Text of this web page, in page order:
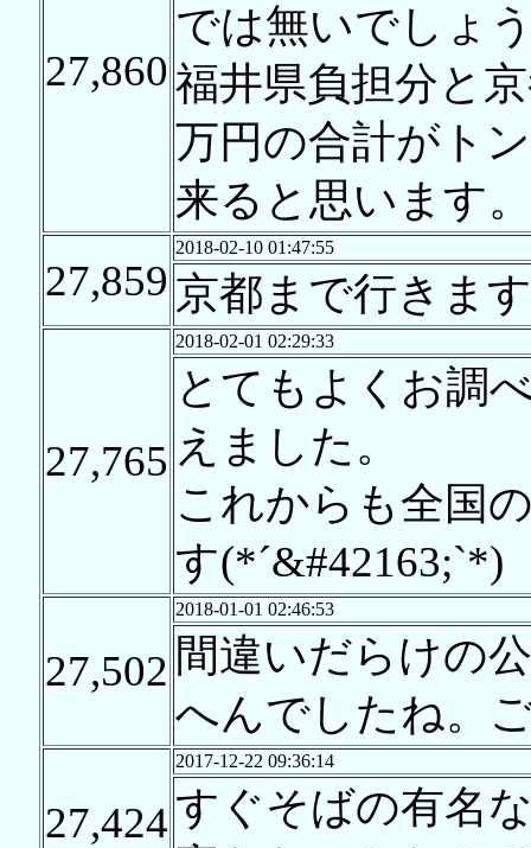
27,860
では無いでしょ
福井県負担分と
万円の合計がト
来ると思います。
27,859
2018-02-10 01:47:55
京都まで行きま
27,765
2018-02-01 02:29:33
とてもよくお調
えました。
これからも全国
す(*´&#42163;`*)
27,502
2018-01-01 02:46:53
間違いだらけの
へんでしたね。
27,424
2017-12-22 09:36:14
すぐそばの有名